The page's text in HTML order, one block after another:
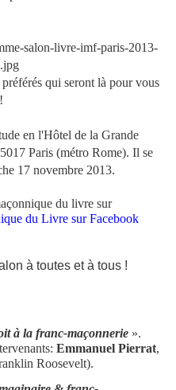
qui seront là pour vous
en l'Hôtel de la Grande
Paris (métro Rome). Il se
17 novembre 2013.
du livre sur
du Livre sur Facebook
à toutes et à tous !
à la franc-maçonnerie ».
Emmanuel Pierrat,
Roosevelt).